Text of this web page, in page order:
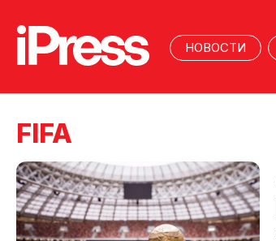
НОВОСТИ
FIFA